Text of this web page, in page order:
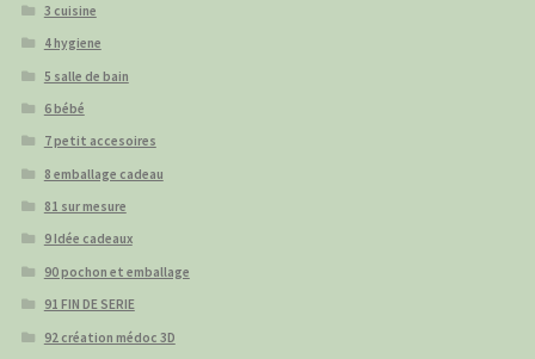
3 cuisine
4 hygiene
5 salle de bain
6 bébé
7 petit accesoires
8 emballage cadeau
81 sur mesure
9 Idée cadeaux
90 pochon et emballage
91 FIN DE SERIE
92 création médoc 3D